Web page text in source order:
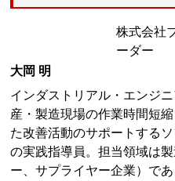
株式会社
ーダー
大岡 明
インダストリアル・エンジ
産・製造現場の作業時間短
た改善活動のサポートする
の実践指導員。担当領域は
ー、サプライヤー企業）で